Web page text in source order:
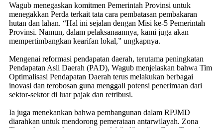
Wagub menegaskan komitmen Pemerintah Provinsi untuk
menegakkan Perda terkait tata cara pembatasan pembakaran
hutan dan lahan. “Hal ini sejalan dengan Misi ke-5 Pemerintah
Provinsi. Namun, dalam pelaksanaannya, kami juga akan
mempertimbangkan kearifan lokal,” ungkapnya.
Mengenai reformasi pendapatan daerah, terutama peningkatan
Pendapatan Asli Daerah (PAD), Wagub menjelaskan bahwa Tim
Optimalisasi Pendapatan Daerah terus melakukan berbagai
inovasi dan terobosan guna menggali potensi penerimaan dari
sektor-sektor di luar pajak dan retribusi.
Ia juga menekankan bahwa pembangunan dalam RPJMD
diarahkan untuk mendorong pemerataan antarwilayah. Zona